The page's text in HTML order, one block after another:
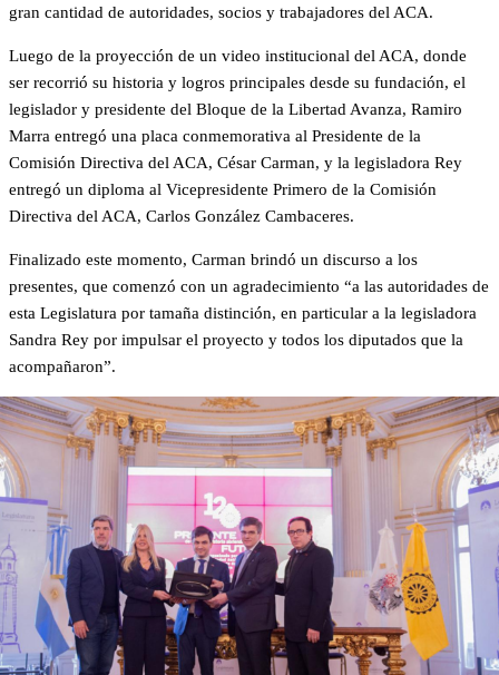
gran cantidad de autoridades, socios y trabajadores del ACA.
Luego de la proyección de un video institucional del ACA, donde
ser recorrió su historia y logros principales desde su fundación, el
legislador y presidente del Bloque de la Libertad Avanza, Ramiro
Marra entregó una placa conmemorativa al Presidente de la
Comisión Directiva del ACA, César Carman, y la legisladora Rey
entregó un diploma al Vicepresidente Primero de la Comisión
Directiva del ACA, Carlos González Cambaceres.
Finalizado este momento, Carman brindó un discurso a los
presentes, que comenzó con un agradecimiento “a las autoridades de
esta Legislatura por tamaña distinción, en particular a la legisladora
Sandra Rey por impulsar el proyecto y todos los diputados que la
acompañaron”.